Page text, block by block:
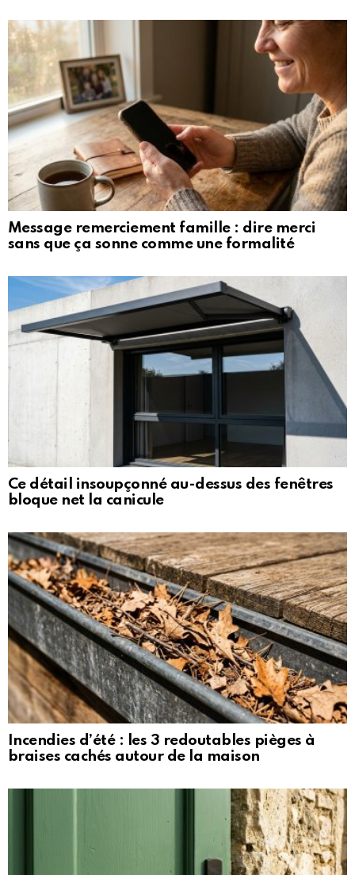
Message remerciement famille : dire merci
sans que ça sonne comme une formalité
Ce détail insoupçonné au-dessus des fenêtres
bloque net la canicule
Incendies d’été : les 3 redoutables pièges à
braises cachés autour de la maison